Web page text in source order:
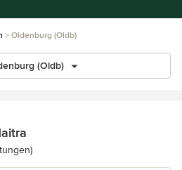
Oldenburg (Oldb)
(Oldb)
5 von 5 Sternen